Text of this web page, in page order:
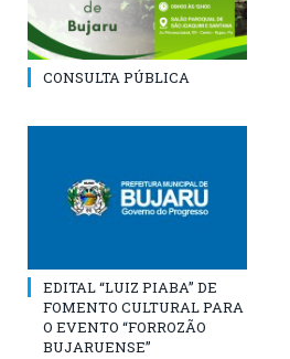
CONSULTA PÚBLICA
EDITAL “LUIZ PIABA” DE
FOMENTO CULTURAL PARA
O EVENTO “FORROZÃO
BUJARUENSE”